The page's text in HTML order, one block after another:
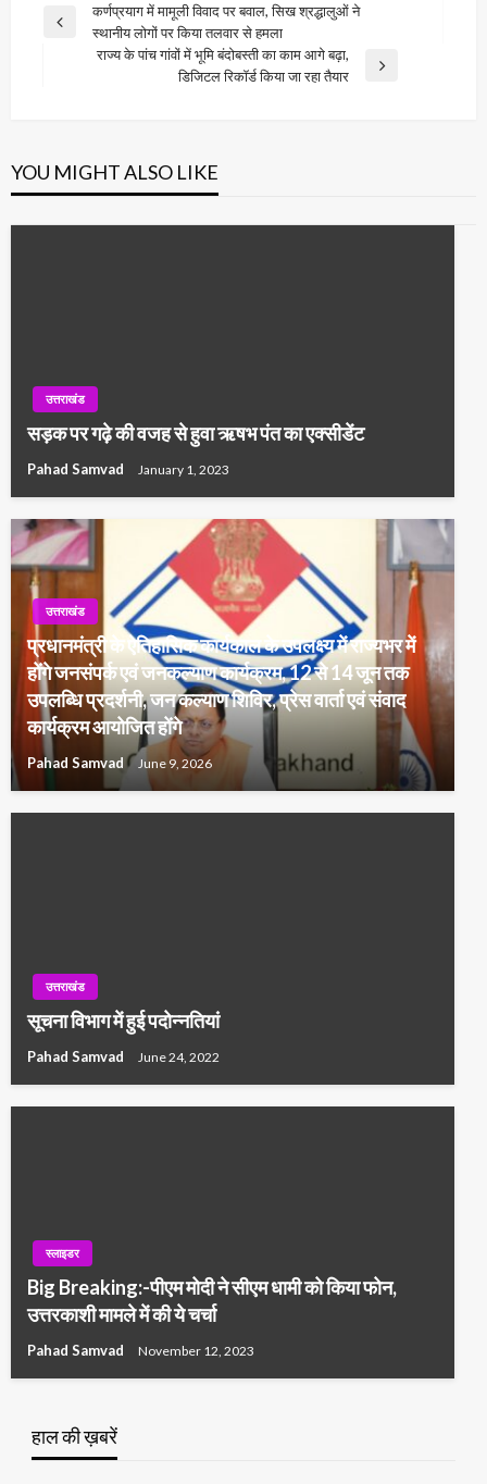
Post
navigation
Previous
कर्णप्रयाग में मामूली विवाद पर बवाल, सिख श्रद्धालुओं ने
स्थानीय लोगों पर किया तलवार से हमला
राज्य के पांच गांवों में भूमि बंदोबस्ती का काम आगे बढ़ा,
डिजिटल रिकॉर्ड किया जा रहा तैयार
YOU MIGHT ALSO LIKE
उत्तराखंड
सड़क पर गढ़े की वजह से हुवा ऋषभ पंत का एक्सीडेंट
Pahad Samvad January 1, 2023
उत्तराखंड
प्रधानमंत्री के ऐतिहासिक कार्यकाल के उपलक्ष्य में राज्यभर में
होंगे जनसंपर्क एवं जनकल्याण कार्यक्रम, 12 से 14 जून तक
उपलब्धि प्रदर्शनी, जन कल्याण शिविर, प्रेस वार्ता एवं संवाद
कार्यक्रम आयोजित होंगे
Pahad Samvad June 9, 2026
उत्तराखंड
सूचना विभाग में हुई पदोन्नतियां
Pahad Samvad June 24, 2022
स्लाइडर
Big Breaking:-पीएम मोदी ने सीएम धामी को किया फोन,
उत्तरकाशी मामले में की ये चर्चा
Pahad Samvad November 12, 2023
हाल की ख़बरें